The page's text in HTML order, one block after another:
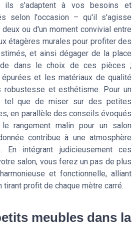
ils s'adaptent à vos besoins et
selon l'occasion – qu'il s'agisse
ou d'un moment convivial entre
étagères murales pour profiter des
et ainsi dégager de la place
dans le choix de ces pièces ;
et les matériaux de qualité
et esthétisme. Pour un
tel que de miser sur des petites
en parallèle des conseils évoqués
rangement malin pour un salon
contribue à une atmosphère
En intégrant judicieusement ces
salon, vous ferez un pas de plus
et fonctionnelle, alliant
profit de chaque mètre carré.
meubles dans la